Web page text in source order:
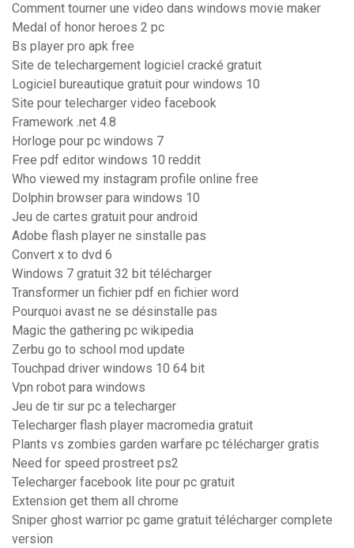
Comment tourner une video dans windows movie maker
Medal of honor heroes 2 pc
Bs player pro apk free
Site de telechargement logiciel cracké gratuit
Logiciel bureautique gratuit pour windows 10
Site pour telecharger video facebook
Framework .net 4.8
Horloge pour pc windows 7
Free pdf editor windows 10 reddit
Who viewed my instagram profile online free
Dolphin browser para windows 10
Jeu de cartes gratuit pour android
Adobe flash player ne sinstalle pas
Convert x to dvd 6
Windows 7 gratuit 32 bit télécharger
Transformer un fichier pdf en fichier word
Pourquoi avast ne se désinstalle pas
Magic the gathering pc wikipedia
Zerbu go to school mod update
Touchpad driver windows 10 64 bit
Vpn robot para windows
Jeu de tir sur pc a telecharger
Telecharger flash player macromedia gratuit
Plants vs zombies garden warfare pc télécharger gratis
Need for speed prostreet ps2
Telecharger facebook lite pour pc gratuit
Extension get them all chrome
Sniper ghost warrior pc game gratuit télécharger complete
version